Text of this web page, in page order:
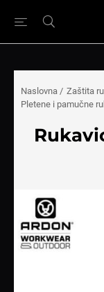
Naslovna / Zaštita
Pletene i pamučne